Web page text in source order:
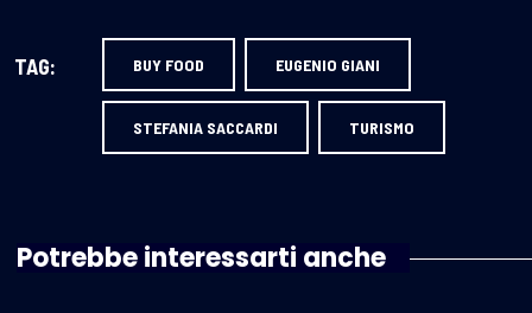
TAG: BUY FOOD EUGENIO GIANI
STEFANIA SACCARDI TURISMO
Potrebbe interessarti anche